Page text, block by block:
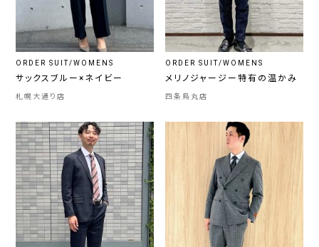
ORDER SUIT/WOMENS
サックスブルー×ネイビー
札幌大通り店
ORDER SUIT/WOMENS
メリノジャージー特有の温かみ
四条烏丸店